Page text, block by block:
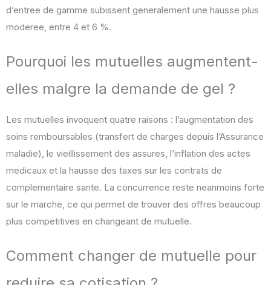
d’entree de gamme subissent generalement une hausse plus
moderee, entre 4 et 6 %.
Pourquoi les mutuelles augmentent-
elles malgre la demande de gel ?
Les mutuelles invoquent quatre raisons : l’augmentation des
soins remboursables (transfert de charges depuis l’Assurance
maladie), le vieillissement des assures, l’inflation des actes
medicaux et la hausse des taxes sur les contrats de
complementaire sante. La concurrence reste neanmoins forte
sur le marche, ce qui permet de trouver des offres beaucoup
plus competitives en changeant de mutuelle.
Comment changer de mutuelle pour